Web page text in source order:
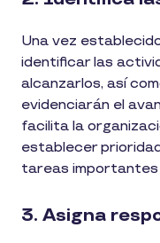
Una vez
identificar las
alcanzarlos, así
evidenciarán el
facilita la
establecer
tareas importantes
3. Asigna